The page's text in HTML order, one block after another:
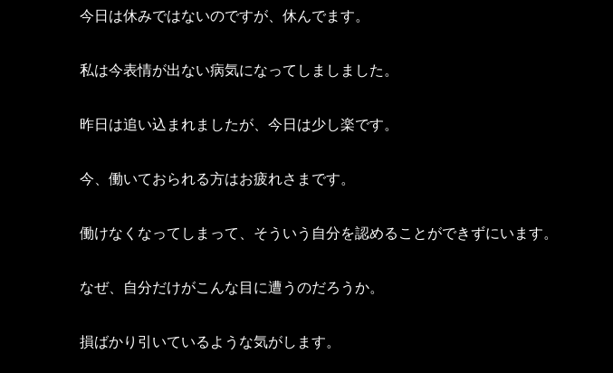
今日は休みではないのですが、休んでます。
私は今表情が出ない病気になってしましました。
昨日は追い込まれましたが、今日は少し楽です。
今、働いておられる方はお疲れさまです。
働けなくなってしまって、そういう自分を認めることができずにいます。
なぜ、自分だけがこんな目に遭うのだろうか。
損ばかり引いているような気がします。